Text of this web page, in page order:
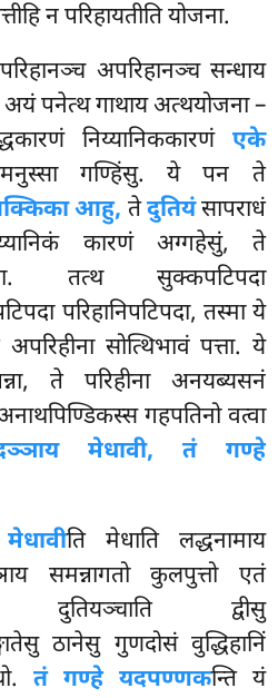
न परिहायतीति योजना.
अपरिहानञ्च सन्धाय
पनेत्थ गाथाय अत्थयोजना –
निय्यानिककारणं एके
गण्हिंसु. ये पन ते
आहु, तेदुतियंसापराधं
कारणं अग्गहेसुं, ते
तत्थ सुक्कपटिपदा
परिहानिपटिपदा, तस्मा ये
सोत्थिभावं पत्ता. ये
ते परिहीना अनयब्यसनं
गहपतिनो वत्वा
मेधावी, तं गण्हे
ति मेधाति लद्धनामाय
समन्नागतो कुलपुत्तो एतं
द्वीसु
ठानेसु गुणदोसं वुद्धिहानिं
तं गण्हे यदपण्णकन्ति यं